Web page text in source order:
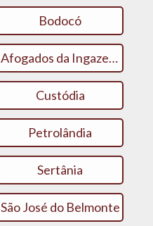
Bodocó
Afogados da Ingazeira
Custódia
Petrolândia
Sertânia
São José do Belmonte